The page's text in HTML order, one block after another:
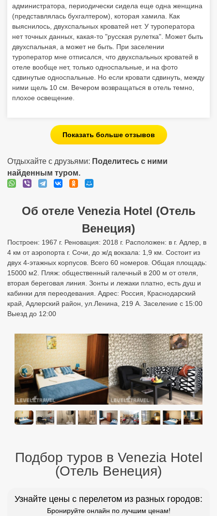
администратора, периодически сидела еще одна женщина
(представлялась бухгалтером), которая хамила. Как
выяснилось, двухспальных кроватей нет. У туроператора
нет точных данных, какая-то "русская рулетка". Может быть
двухспальная, а может не быть. При заселении
туроператор мне отписался, что двухспальных кроватей в
отеле вообще нет, только односпальные, и на фото
сдвинутые односпальные. Но если кровати сдвинуть, между
ними щель 10 см. Вечером возвращаться в отель темно,
плохое освещение.
Показать больше отзывов
Отдыхайте с друзьями: Поделитесь с ними
найденным туром.
Об отеле Venezia Hotel (Отель
Венеция)
Построен: 1967 г. Реновация: 2018 г. Расположен: в г. Адлер, в
4 км от аэропорта г. Сочи, до ж/д вокзала: 1,9 км. Состоит из
двух 4-этажных корпусов. Всего 60 номеров. Общая площадь:
15000 м2. Пляж: общественный галечный в 200 м от отеля,
вторая береговая линия. Зонты и лежаки платно, есть душ и
кабинки для переодевания. Адрес: Россия, Краснодарский
край, Адлерский район, ул.Ленина, 219 А. Заселение с 15:00
Выезд до 12:00
Подбор туров в Venezia Hotel
(Отель Венеция)
Узнайте цены с перелетом из разных городов:
Бронируйте онлайн по лучшим ценам!